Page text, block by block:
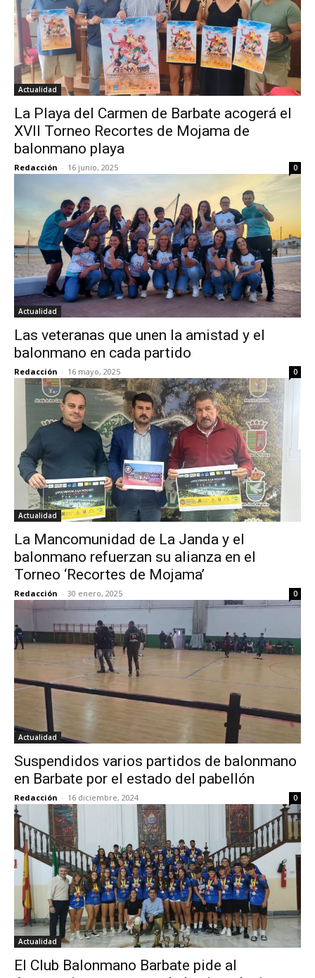
Actualidad
La Playa del Carmen de Barbate acogerá el
XVII Torneo Recortes de Mojama de
balonmano playa
Redacción - 16 junio, 2025 0
Actualidad
Las veteranas que unen la amistad y el
balonmano en cada partido
Redacción - 16 mayo, 2025 0
Actualidad
La Mancomunidad de La Janda y el
balonmano refuerzan su alianza en el
Torneo ‘Recortes de Mojama’
Redacción - 30 enero, 2025 0
Actualidad
Suspendidos varios partidos de balonmano
en Barbate por el estado del pabellón
Redacción - 16 diciembre, 2024 0
Actualidad
El Club Balonmano Barbate pide al